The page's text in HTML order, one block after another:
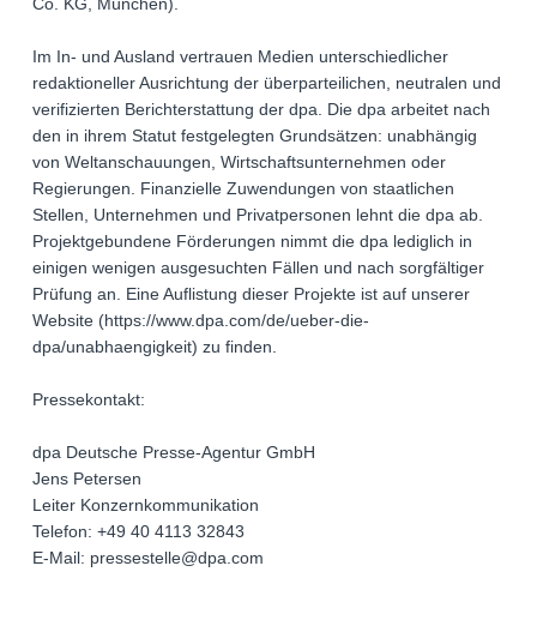
Co. KG, München).
Im In- und Ausland vertrauen Medien unterschiedlicher
redaktioneller Ausrichtung der überparteilichen, neutralen und
verifizierten Berichterstattung der dpa. Die dpa arbeitet nach
den in ihrem Statut festgelegten Grundsätzen: unabhängig
von Weltanschauungen, Wirtschaftsunternehmen oder
Regierungen. Finanzielle Zuwendungen von staatlichen
Stellen, Unternehmen und Privatpersonen lehnt die dpa ab.
Projektgebundene Förderungen nimmt die dpa lediglich in
einigen wenigen ausgesuchten Fällen und nach sorgfältiger
Prüfung an. Eine Auflistung dieser Projekte ist auf unserer
Website (https://www.dpa.com/de/ueber-die-
dpa/unabhaengigkeit) zu finden.
Pressekontakt:
dpa Deutsche Presse-Agentur GmbH
Jens Petersen
Leiter Konzernkommunikation
Telefon: +49 40 4113 32843
E-Mail: pressestelle@dpa.com